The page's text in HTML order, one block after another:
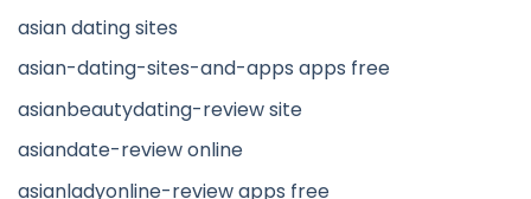
asian dating sites
asian-dating-sites-and-apps apps free
asianbeautydating-review site
asiandate-review online
asianladyonline-review apps free